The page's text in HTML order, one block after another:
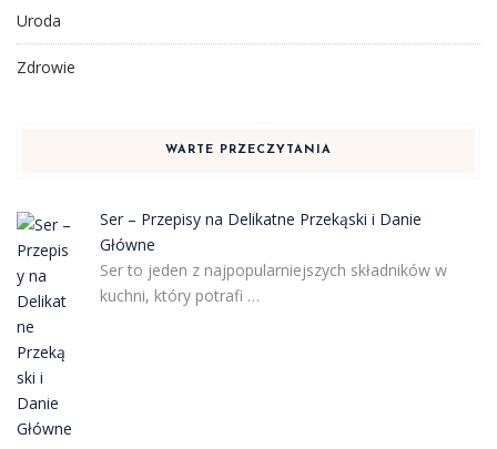
Uroda
Zdrowie
WARTE PRZECZYTANIA
Ser – Przepisy na Delikatne Przekąski i Danie
Główne
Ser to jeden z najpopularniejszych składników w
kuchni, który potrafi …